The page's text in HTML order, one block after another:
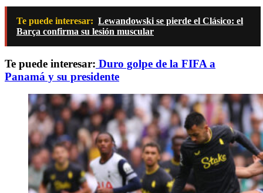
Te puede interesar: Lewandowski se pierde el Clásico: el
Barça confirma su lesión muscular
Te puede interesar: Duro golpe de la FIFA a
Panamá y su presidente